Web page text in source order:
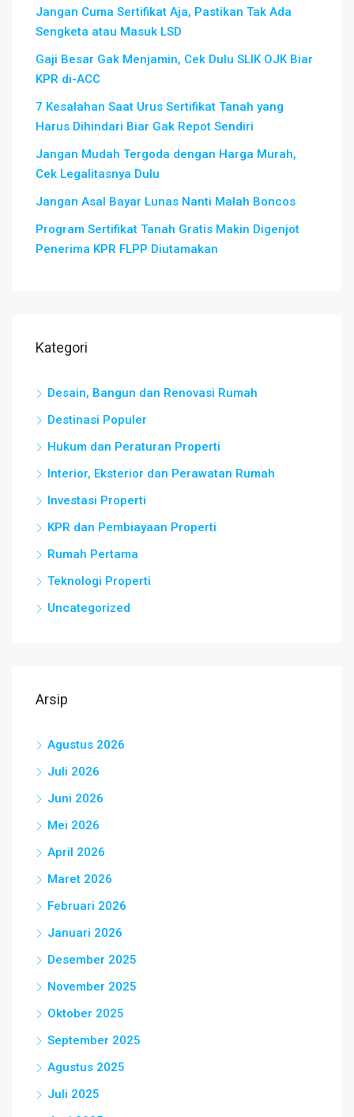
Jangan Cuma Sertifikat Aja, Pastikan Tak Ada
Sengketa atau Masuk LSD
Gaji Besar Gak Menjamin, Cek Dulu SLIK OJK Biar
KPR di-ACC
7 Kesalahan Saat Urus Sertifikat Tanah yang
Harus Dihindari Biar Gak Repot Sendiri
Jangan Mudah Tergoda dengan Harga Murah,
Cek Legalitasnya Dulu
Jangan Asal Bayar Lunas Nanti Malah Boncos
Program Sertifikat Tanah Gratis Makin Digenjot
Penerima KPR FLPP Diutamakan
Kategori
Desain, Bangun dan Renovasi Rumah
Destinasi Populer
Hukum dan Peraturan Properti
Interior, Eksterior dan Perawatan Rumah
Investasi Properti
KPR dan Pembiayaan Properti
Rumah Pertama
Teknologi Properti
Uncategorized
Arsip
Agustus 2026
Juli 2026
Juni 2026
Mei 2026
April 2026
Maret 2026
Februari 2026
Januari 2026
Desember 2025
November 2025
Oktober 2025
September 2025
Agustus 2025
Juli 2025